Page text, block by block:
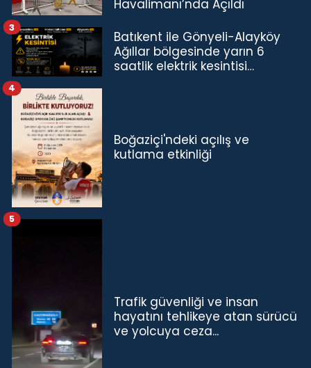
Havalimanı’nda Açıldı
Batıkent ile Gönyeli-Alayköy
Ağıllar bölgesinde yarın 6
saatlik elektrik kesintisi…
3
Boğaziçi'ndeki açılış ve
kutlama etkinliği
4
Trafik güvenliği ve insan
hayatını tehlikeye atan sürücü
ve yolcuya ceza...
5